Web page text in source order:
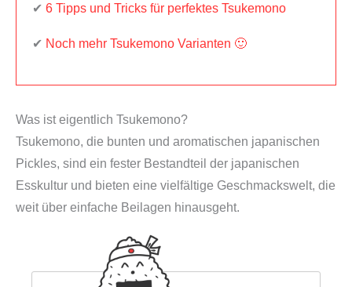
✔ 6 Tipps und Tricks für perfektes Tsukemono
✔ Noch mehr Tsukemono Varianten 🙂
Was ist eigentlich Tsukemono?
Tsukemono, die bunten und aromatischen japanischen
Pickles, sind ein fester Bestandteil der japanischen
Esskultur und bieten eine vielfältige Geschmackswelt, die
weit über einfache Beilagen hinausgeht.